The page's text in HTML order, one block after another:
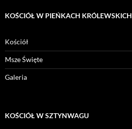
KOŚCIÓŁ W PIEŃKACH KRÓLEWSKICH
Kościół
Msze Święte
Galeria
KOŚCIÓŁ W SZTYNWAGU